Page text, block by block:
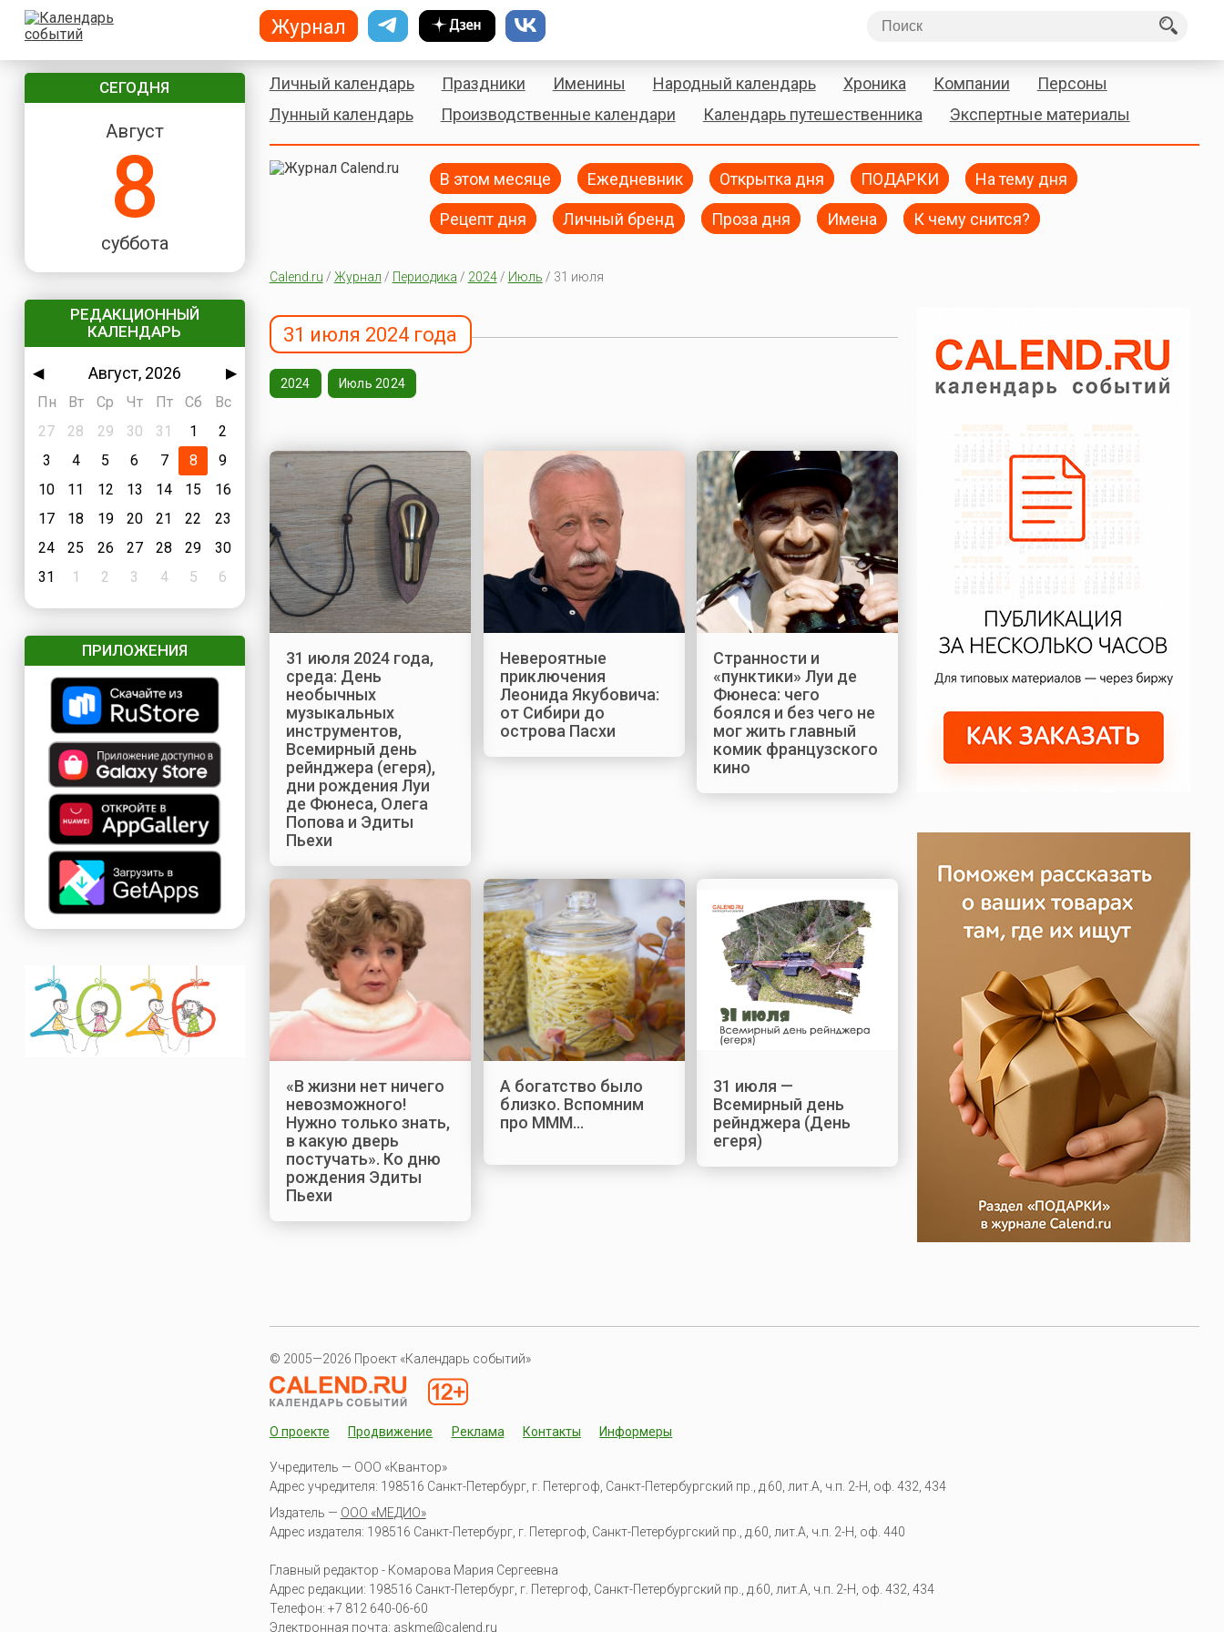
СЕГОДНЯ
Август
8
суббота
РЕДАКЦИОННЫЙ
КАЛЕНДАРЬ
◀ Август, 2026
▶
Пн
Вт Ср Чт Пт Сб
Вс
27
28 29 30 31 1
2
3
4 5 6 7 8
9
10
11 12 13 14 15
16
17
18 19 20 21 22
23
24
25 26 27 28 29
30
31
1 2 3 4 5 6
ПРИЛОЖЕНИЯ
Личный календарь Праздники Именины Народный календарь Хроника Компании
Персоны
Лунный календарь
Производственные календари Календарь путешественника Экспертные материалы
В этом месяце Ежедневник Открытка дня ПОДАРКИ На тему дня
Рецепт дня Личный бренд Проза дня Имена К чему снится?
Calend.ru / Журнал / Периодика / 2024/ Июль / 31 июля
31 июля 2024 года
2024 Июль 2024
31 июля 2024 года,
среда: День
необычных
музыкальных
инструментов,
Всемирный день
рейнджера (егеря),
дни рождения Луи
де Фюнеса, Олега
Попова и Эдиты
Пьехи
Невероятные
приключения
Леонида Якубовича:
от Сибири до
острова Пасхи
Странности и
«пунктики» Луи де
Фюнеса: чего
боялся и без чего не
мог жить главный
комик французского
кино
«В жизни нет ничего
невозможного!
Нужно только знать,
в какую дверь
постучать». Ко дню
рождения Эдиты
Пьехи
А богатство было
близко. Вспомним
про МММ...
31 июля —
Всемирный день
рейнджера (День
егеря)
© 2005—2026 Проект «Календарь событий»
О проекте Продвижение Реклама Контакты Информеры
Учредитель — ООО «Квантор»
Адрес учредителя: 198516 Санкт-Петербург, г. Петергоф, Санкт-Петербургский пр., д.60, лит.А, ч.п. 2-Н, оф. 432, 434
Издатель — ООО «МЕДИО»
Адрес издателя: 198516 Санкт-Петербург, г. Петергоф, Санкт-Петербургский пр., д.60, лит.А, ч.п. 2-Н, оф. 440
Главный редактор - Комарова Мария Сергеевна
Адрес редакции: 198516 Санкт-Петербург, г. Петергоф, Санкт-Петербургский пр., д.60, лит.А, ч.п. 2-Н, оф. 432, 434
Телефон: +7 812 640-06-60
Электронная почта: askme@calend.ru
Журнал